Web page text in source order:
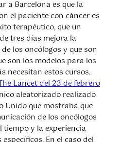
a Barcelona es que la
el paciente con cáncer es
terapéutico, que un
tres días mejora la
los oncólogos y que son
son los modelos para los
necesitan estos cursos.
Lancet del 23 de febrero
aleatorizado realizado
Unido que mostraba que
de los oncólogos
tiempo y la experiencia